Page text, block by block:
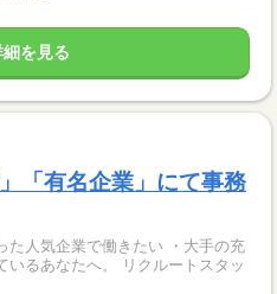
を見る
「有名企業」にて事務
人気企業で働きたい ・大手の充